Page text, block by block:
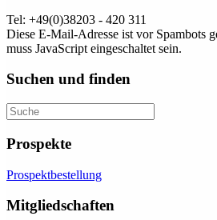
Tel: +49(0)38203 - 420 311
Diese E-Mail-Adresse ist vor Spambots
muss JavaScript eingeschaltet sein.
Suchen und finden
Prospekte
Prospektbestellung
Mitgliedschaften